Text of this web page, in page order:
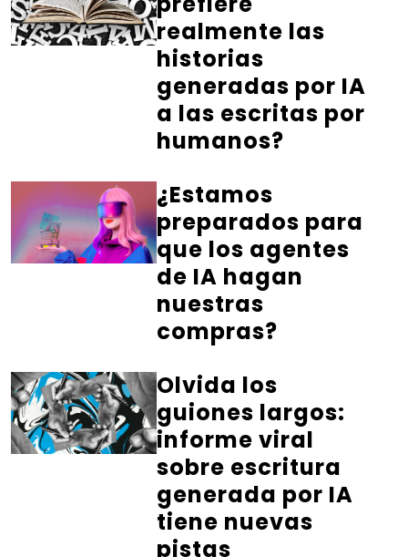
realmente las
historias
generadas por IA
a las escritas por
humanos?
¿Estamos
preparados para
que los agentes
de IA hagan
nuestras
compras?
Olvida los
guiones largos:
informe viral
sobre escritura
generada por IA
tiene nuevas
pistas